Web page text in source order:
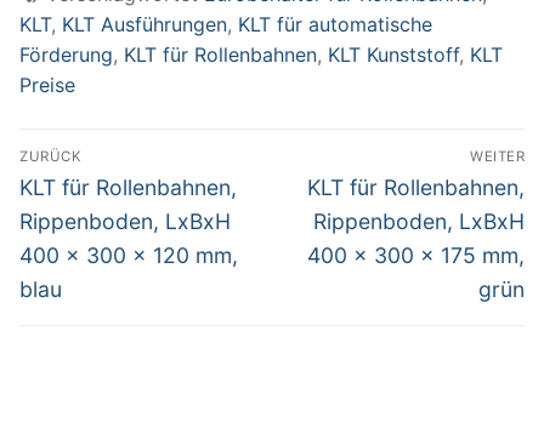
KLT, KLT Ausführungen, KLT für automatische
Förderung, KLT für Rollenbahnen, KLT Kunststoff, KLT
Preise
Beitragsnavigation
ZURÜCK
Vorheriger
Beitrag:
KLT für Rollenbahnen,
Rippenboden, LxBxH
400 x 300 x 120 mm,
blau
WEITER
Nächster
Beitrag:
KLT für Rollenbahnen,
Rippenboden, LxBxH
400 x 300 x 175 mm,
grün